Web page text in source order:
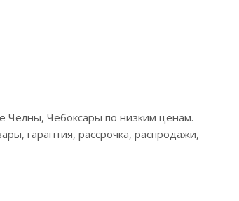
Челны, Чебоксары по низким ценам.
гарантия, рассрочка, распродажи,